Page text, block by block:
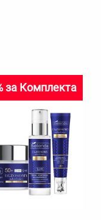
за Комплекта